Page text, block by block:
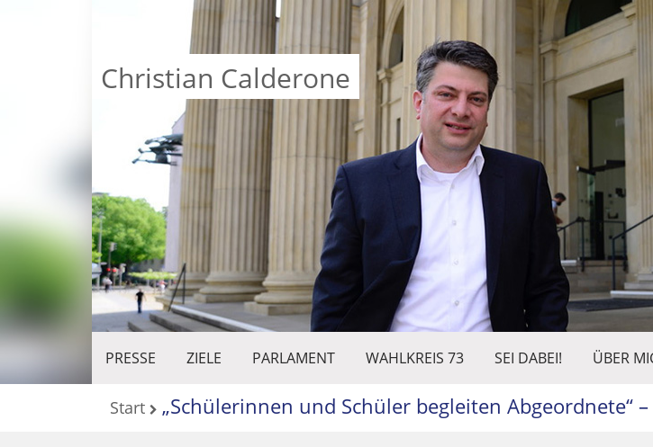
PRESSE ZIELE PARLAMENT WAHLKREIS 73 SEI DABEI! ÜBER
Christian Calderone
Start „Schülerinnen und Schüler begleiten Abgeordnete“